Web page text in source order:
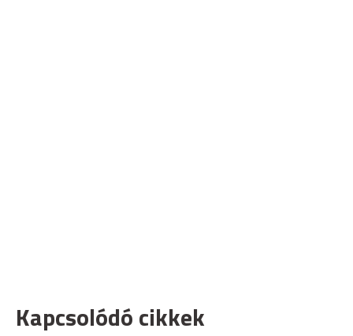
Kapcsolódó cikkek